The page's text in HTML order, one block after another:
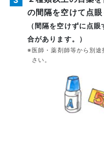
の間隔を空けて点眼
（間隔を空けずに点
合があります。）
※医師・薬剤師等から別
さい。